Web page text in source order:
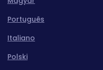
Português
Italiano
Polski